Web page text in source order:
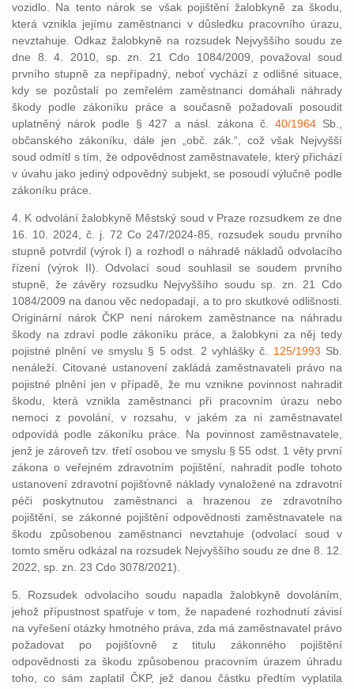
vozidlo. Na tento nárok se však pojištění žalobkyně za škodu,
která vznikla jejímu zaměstnanci v důsledku pracovního úrazu,
nevztahuje. Odkaz žalobkyně na rozsudek Nejvyššího soudu ze
dne 8. 4. 2010, sp. zn. 21 Cdo 1084/2009, považoval soud
prvního stupně za nepřípadný, neboť vychází z odlišné situace,
kdy se pozůstalí po zemřelém zaměstnanci domáhali náhrady
škody podle zákoníku práce a současně požadovali posoudit
uplatněný nárok podle § 427 a násl. zákona č. 40/1964Sb.,
občanského zákoníku, dále jen „obč. zák.“, což však Nejvyšší
soud odmítl s tím, že odpovědnost zaměstnavatele, který přichází
v úvahu jako jediný odpovědný subjekt, se posoudí výlučně podle
zákoníku práce.
4. K odvolání žalobkyně Městský soud v Praze rozsudkem ze dne
16. 10. 2024, č. j. 72 Co 247/2024-85, rozsudek soudu prvního
stupně potvrdil (výrok I) a rozhodl o náhradě nákladů odvolacího
řízení (výrok II). Odvolací soud souhlasil se soudem prvního
stupně, že závěry rozsudku Nejvyššího soudu sp. zn. 21 Cdo
1084/2009 na danou věc nedopadají, a to pro skutkové odlišnosti.
Originární nárok ČKP není nárokem zaměstnance na náhradu
škody na zdraví podle zákoníku práce, a žalobkyni za něj tedy
pojistné plnění ve smyslu § 5 odst. 2 vyhlášky č. 125/1993 Sb.
nenáleží. Citované ustanovení zakládá zaměstnavateli právo na
pojistné plnění jen v případě, že mu vznikne povinnost nahradit
škodu, která vznikla zaměstnanci při pracovním úrazu nebo
nemoci z povolání, v rozsahu, v jakém za ni zaměstnavatel
odpovídá podle zákoníku práce. Na povinnost zaměstnavatele,
jenž je zároveň tzv. třetí osobou ve smyslu § 55 odst. 1 věty první
zákona o veřejném zdravotním pojištění, nahradit podle tohoto
ustanovení zdravotní pojišťovně náklady vynaložené na zdravotní
péči poskytnutou zaměstnanci a hrazenou ze zdravotního
pojištění, se zákonné pojištění odpovědnosti zaměstnavatele na
škodu způsobenou zaměstnanci nevztahuje (odvolací soud v
tomto směru odkázal na rozsudek Nejvyššího soudu ze dne 8. 12.
2022, sp. zn. 23 Cdo 3078/2021).
5. Rozsudek odvolacího soudu napadla žalobkyně dovoláním,
jehož přípustnost spatřuje v tom, že napadené rozhodnutí závisí
na vyřešení otázky hmotného práva, zda má zaměstnavatel právo
požadovat po pojišťovně z titulu zákonného pojištění
odpovědnosti za škodu způsobenou pracovním úrazem úhradu
toho, co sám zaplatil ČKP, jež danou částku předtím vyplatila